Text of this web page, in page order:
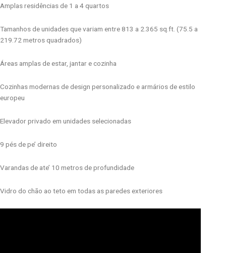
Amplas residências de 1 a 4 quartos
Tamanhos de unidades que variam entre 813 a 2.365 sq.ft. (75.5 a
219.72 metros quadrados)
Áreas amplas de estar, jantar e cozinha
Cozinhas modernas de design personalizado e armários de estilo
europeu
Elevador privado em unidades selecionadas
9 pés de pe’ direito
Varandas de ate’ 10 metros de profundidade
Vidro do chão ao teto em todas as paredes exteriores